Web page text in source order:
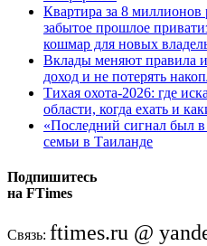
Квартира за 8
забытое прошлое
кошмар для новых
Вклады меняют правила
доход и не потерять
Тихая охота-2026: где
области, когда ехать и
«Последний сигнал был
семьи в Таиланде
Подпишитесь
на FTimes
Связь: ftimes.ru @